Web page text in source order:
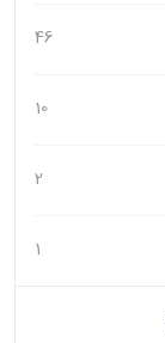
46
10
2
1